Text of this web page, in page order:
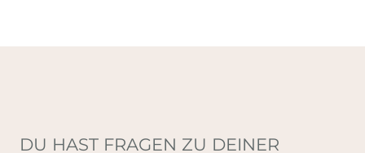
DU HAST FRAGEN ZU DEINER